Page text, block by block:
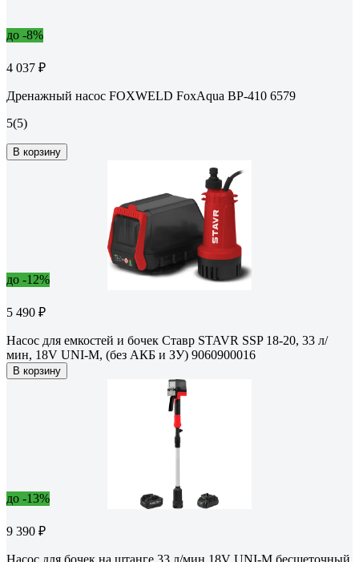
до -8%
4 037 ₽
Дренажный насос FOXWELD FoxAqua BP-410 6579
5(5)
В корзину
до -12%
5 490 ₽
Насос для емкостей и бочек Ставр STAVR SSP 18-20, 33 л/
мин, 18V UNI-M, (без АКБ и ЗУ) 9060900016
В корзину
до -13%
9 390 ₽